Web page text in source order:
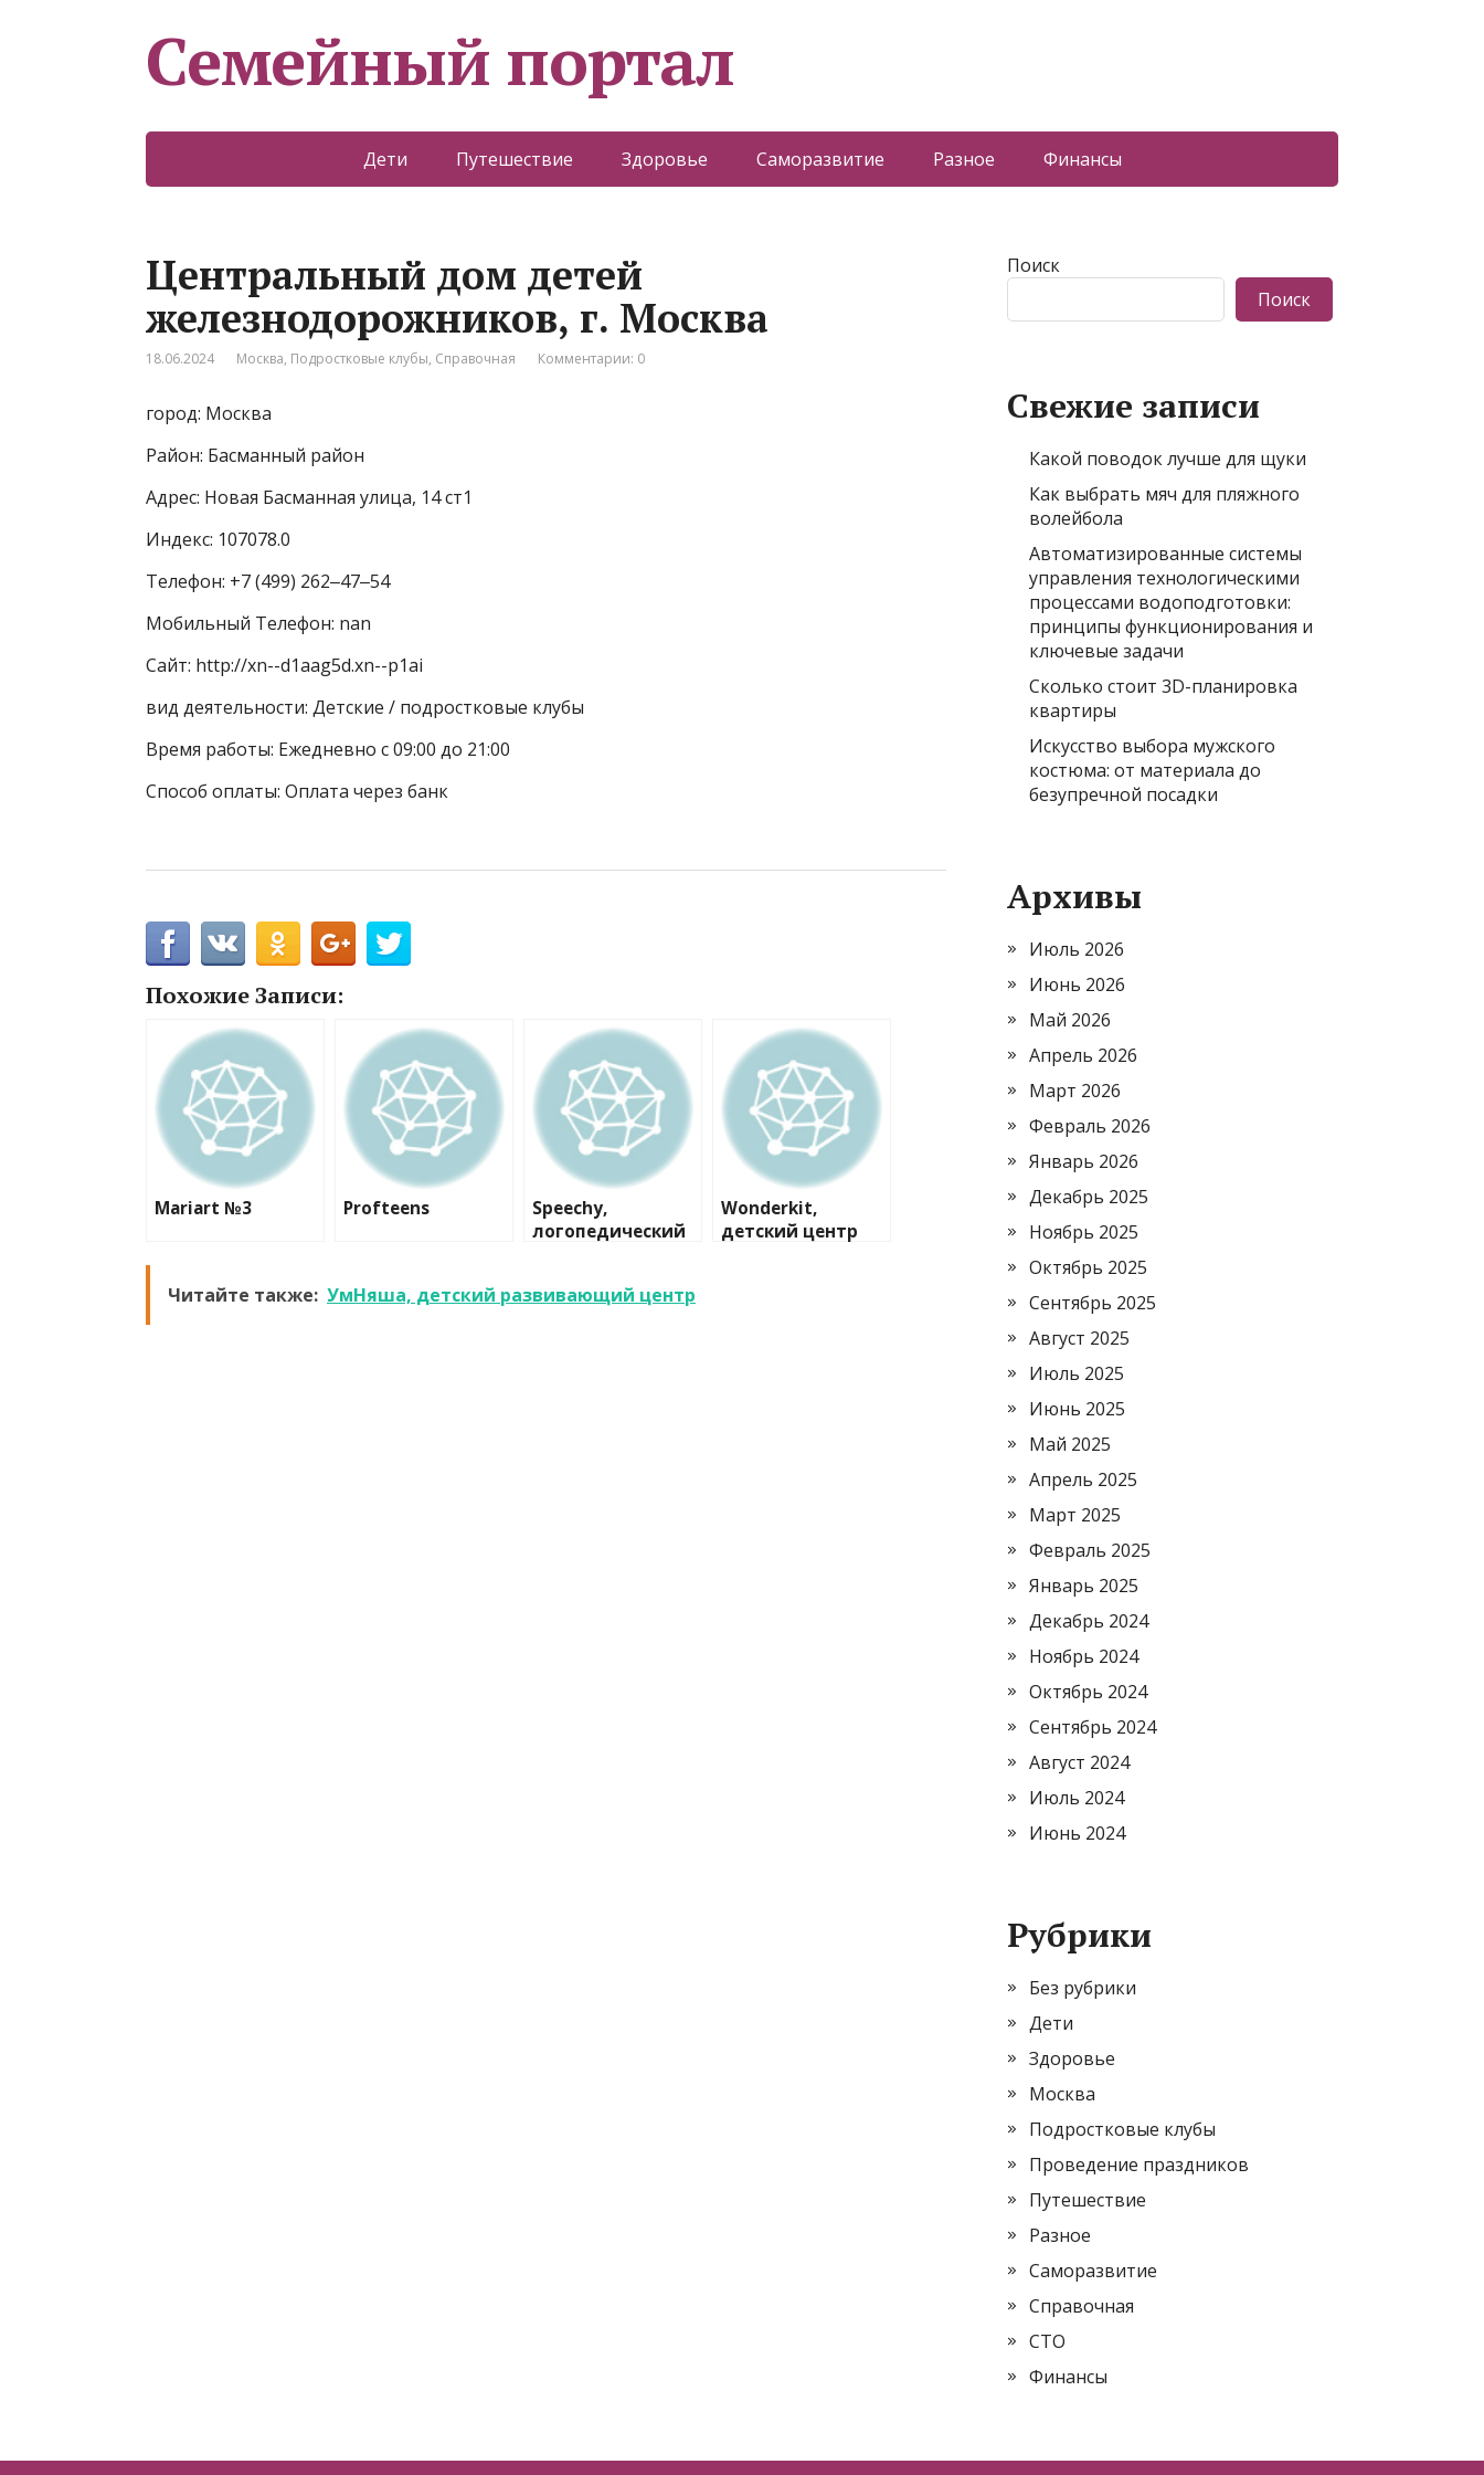
Семейный портал
Дети Путешествие Здоровье Саморазвитие Разное Финансы
Центральный дом детей
железнодорожников, г. Москва
18.06.2024 Москва, Подростковые клубы, Справочная Комментарии: 0
город: Москва
Район: Басманный район
Адрес: Новая Басманная улица, 14 ст1
Индекс: 107078.0
Телефон: +7 (499) 262‒47‒54
Мобильный Телефон: nan
Сайт: http://xn--d1aag5d.xn--p1ai
вид деятельности: Детские / подростковые клубы
Время работы: Ежедневно с 09:00 до 21:00
Способ оплаты: Оплата через банк
Похожие Записи:
Mariart №3 Profteens
Speechy,
логопедический
Wonderkit,
детский центр
Читайте также: УмНяша, детский развивающий центр
Поиск
Поиск
Свежие записи
Какой поводок лучше для щуки
Как выбрать мяч для пляжного
волейбола
Автоматизированные системы
управления технологическими
процессами водоподготовки:
принципы функционирования и
ключевые задачи
Сколько стоит 3D-планировка
квартиры
Искусство выбора мужского
костюма: от материала до
безупречной посадки
Архивы
Июль 2026
Июнь 2026
Май 2026
Апрель 2026
Март 2026
Февраль 2026
Январь 2026
Декабрь 2025
Ноябрь 2025
Октябрь 2025
Сентябрь 2025
Август 2025
Июль 2025
Июнь 2025
Май 2025
Апрель 2025
Март 2025
Февраль 2025
Январь 2025
Декабрь 2024
Ноябрь 2024
Октябрь 2024
Сентябрь 2024
Август 2024
Июль 2024
Июнь 2024
Рубрики
Без рубрики
Дети
Здоровье
Москва
Подростковые клубы
Проведение праздников
Путешествие
Разное
Саморазвитие
Справочная
СТО
Финансы